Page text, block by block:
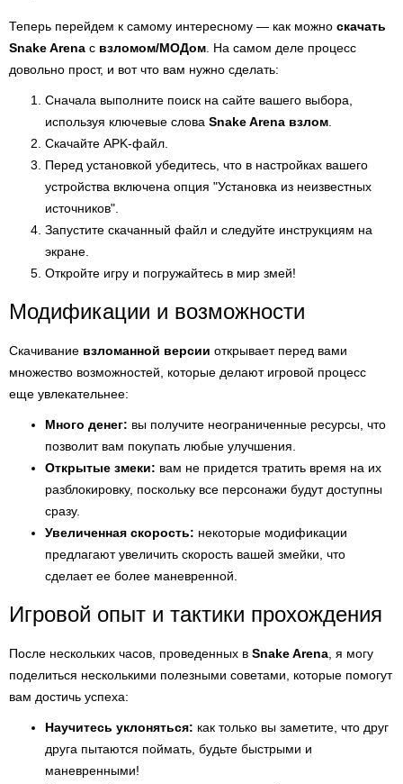
Теперь перейдем к самому интересному — как можно скачать
Snake Arena с взломом/МОДом . На самом деле процесс
довольно прост, и вот что вам нужно сделать:
Сначала выполните поиск на сайте вашего выбора,
используя ключевые слова Snake Arena взлом
Скачайте APK-файл.
Перед установкой убедитесь, что в настройках вашего
устройства включена опция "Установка из неизвестных
источников".
Запустите скачанный файл и следуйте инструкциям на
экране.
Откройте игру и погружайтесь в мир змей!
Модификации и возможности
Скачивание взломанной версии открывает перед вами
множество возможностей, которые делают игровой процесс
еще увлекательнее:
Много денег: вы получите неограниченные ресурсы, что
позволит вам покупать любые улучшения.
Открытые змеки: вам не придется тратить время на их
разблокировку, поскольку все персонажи будут доступны
сразу.
Увеличенная скорость: некоторые модификации
предлагают увеличить скорость вашей змейки, что
сделает ее более маневренной.
Игровой опыт и тактики прохождения
После нескольких часов, проведенных в Snake Arena , я могу
поделиться несколькими полезными советами, которые помогут
вам достичь успеха:
Научитесь уклоняться: как только вы заметите, что друг
друга пытаются поймать, будьте быстрыми и
маневренными!